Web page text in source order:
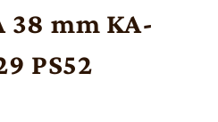
38 mm KA-
PS52